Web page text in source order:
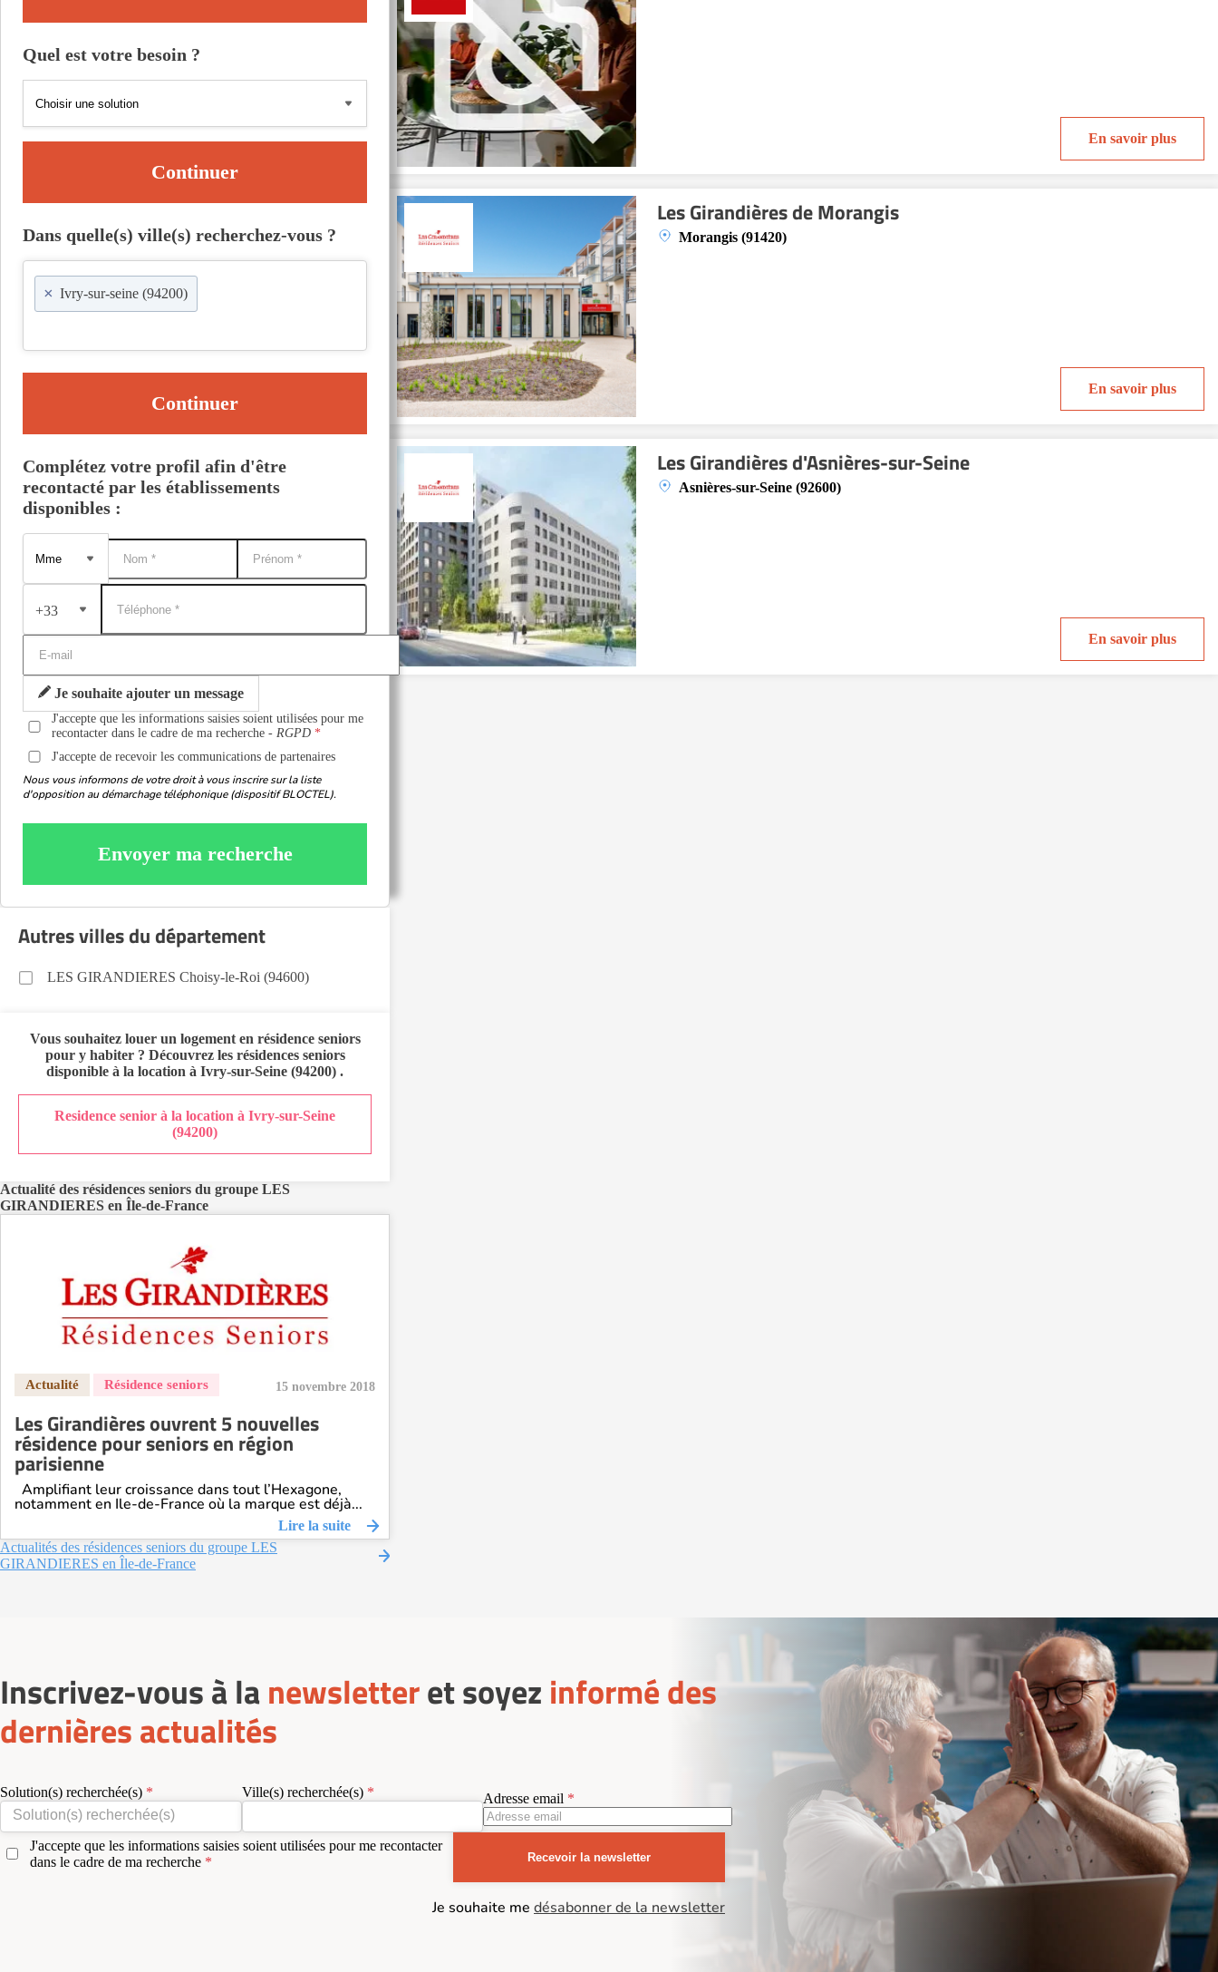
En savoir plus
Les Girandières de Morangis
Morangis (91420)
En savoir plus
Les Girandières d'Asnières-sur-Seine
Asnières-sur-Seine (92600)
En savoir plus
Quel est votre besoin ?
Continuer
Dans quelle(s) ville(s) recherchez-vous ?
× Ivry-sur-seine (94200)
Continuer
Complétez votre profil afin d'être
recontacté par les établissements
disponibles :
+33
Je souhaite ajouter un message
J'accepte que les informations saisies soient utilisées pour me
recontacter dans le cadre de ma recherche -RGPD
J'accepte de recevoir les communications de partenaires
Nous vous informons de votre droit à vous inscrire sur la liste
d'opposition au démarchage téléphonique (dispositif BLOCTEL).
Envoyer ma recherche
Autres villes du département
LES GIRANDIERES Choisy-le-Roi (94600)
Vous souhaitez louer un logement en résidence seniors
pour y habiter ? Découvrez les résidences seniors
disponible à la location à Ivry-sur-Seine (94200) .
Residence senior à la location à Ivry-sur-Seine
(94200)
Actualité des résidences seniors du groupe LES
GIRANDIERES en Île-de-France
15 novembre 2018
Les Girandières ouvrent 5 nouvelles
résidence pour seniors en région
parisienne
Amplifiant leur croissance dans tout l’Hexagone,
notamment en Ile-de-France où la marque est déjà...
Lire la suite
Actualités des résidences seniors du groupe LES
GIRANDIERES en Île-de-France
Inscrivez-vous à lanewsletteret soyez informé des
dernières actualités
Solution(s) recherchée(s) Ville(s) recherchée(s) Adresse email
J'accepte que les informations saisies soient utilisées pour me recontacter
dans le cadre de ma recherche
Recevoir la newsletter
Je souhaite me désabonner de la newsletter